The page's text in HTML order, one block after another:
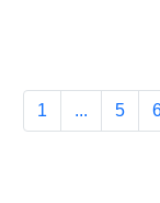
1 ... 5